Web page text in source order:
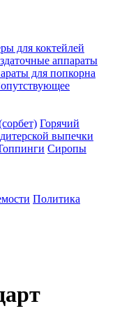
для коктейлей
аппараты
для попкорна
Горячий
выпечки
Сиропы
Политика